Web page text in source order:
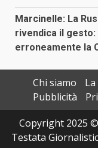
Marcinelle: La
rivendica il gesto:
erroneamente la
Chi siamo
Pubblicità
Copyright 2025
Testata